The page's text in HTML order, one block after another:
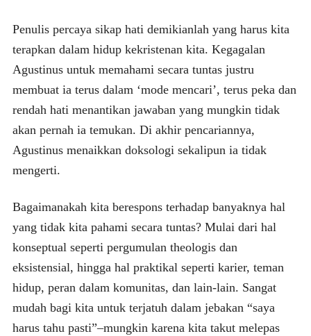
Penulis percaya sikap hati demikianlah yang harus kita
terapkan dalam hidup kekristenan kita. Kegagalan
Agustinus untuk memahami secara tuntas justru
membuat ia terus dalam ‘mode mencari’, terus peka dan
rendah hati menantikan jawaban yang mungkin tidak
akan pernah ia temukan. Di akhir pencariannya,
Agustinus menaikkan doksologi sekalipun ia tidak
mengerti.
Bagaimanakah kita berespons terhadap banyaknya hal
yang tidak kita pahami secara tuntas? Mulai dari hal
konseptual seperti pergumulan theologis dan
eksistensial, hingga hal praktikal seperti karier, teman
hidup, peran dalam komunitas, dan lain-lain. Sangat
mudah bagi kita untuk terjatuh dalam jebakan “saya
harus tahu pasti”–mungkin karena kita takut melepas